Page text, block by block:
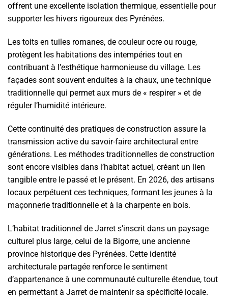
offrent une excellente isolation thermique, essentielle pour
supporter les hivers rigoureux des Pyrénées.
Les toits en tuiles romanes, de couleur ocre ou rouge,
protègent les habitations des intempéries tout en
contribuant à l’esthétique harmonieuse du village. Les
façades sont souvent enduites à la chaux, une technique
traditionnelle qui permet aux murs de « respirer » et de
réguler l’humidité intérieure.
Cette continuité des pratiques de construction assure la
transmission active du savoir-faire architectural entre
générations. Les méthodes traditionnelles de construction
sont encore visibles dans l’habitat actuel, créant un lien
tangible entre le passé et le présent. En 2026, des artisans
locaux perpétuent ces techniques, formant les jeunes à la
maçonnerie traditionnelle et à la charpente en bois.
L’habitat traditionnel de Jarret s’inscrit dans un paysage
culturel plus large, celui de la Bigorre, une ancienne
province historique des Pyrénées. Cette identité
architecturale partagée renforce le sentiment
d’appartenance à une communauté culturelle étendue, tout
en permettant à Jarret de maintenir sa spécificité locale.